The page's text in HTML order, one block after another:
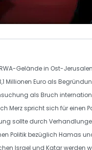
-Gelände in Ost-
Millionen Euro als
als Bruch
Merz spricht sich für einen
sollte durch
Politik bezüglich Hamas
Israel und Katarwerden